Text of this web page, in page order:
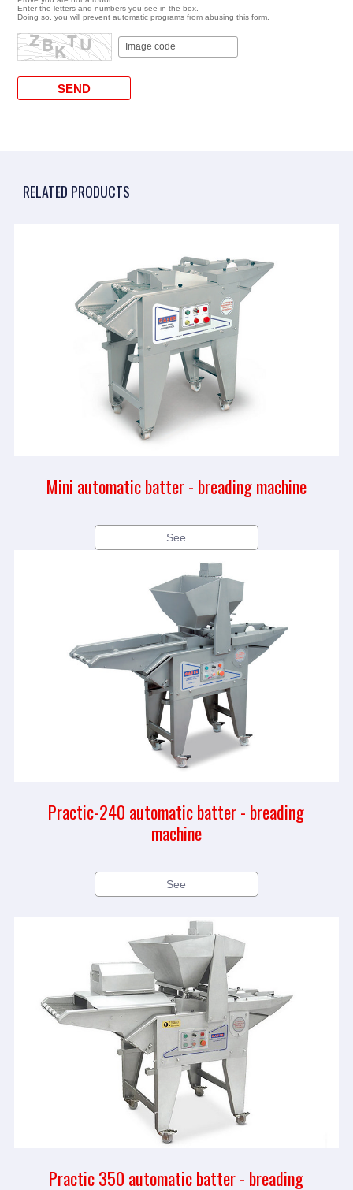
Enter the letters and numbers you see in the box.
Doing so, you will prevent automatic programs from abusing this form.
RELATED PRODUCTS
Mini automatic batter - breading machine
See
Practic-240 automatic batter - breading
machine
See
Practic 350 automatic batter - breading